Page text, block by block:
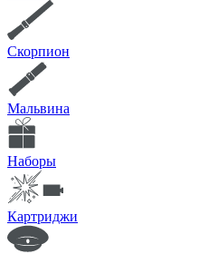
Скорпион
Мальвина
Наборы
Картриджи